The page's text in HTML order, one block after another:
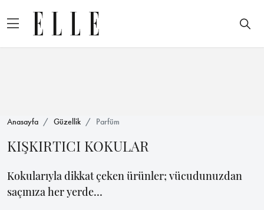
Anasayfa Güzellik Parfüm
KIŞKIRTICI KOKULAR
Kokularıyla dikkat çeken ürünler; vücudunuzdan
saçınıza her yerde…